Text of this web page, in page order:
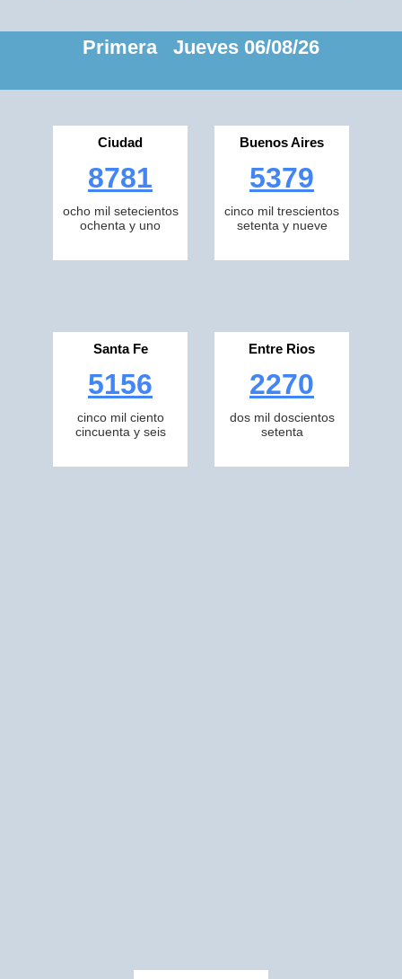
Primera Jueves 06/08/26
Ciudad
8781
ocho mil setecientos
ochenta y uno
Buenos Aires
5379
cinco mil trescientos
setenta y nueve
Santa Fe
5156
cinco mil ciento
cincuenta y seis
Entre Rios
2270
dos mil doscientos
setenta